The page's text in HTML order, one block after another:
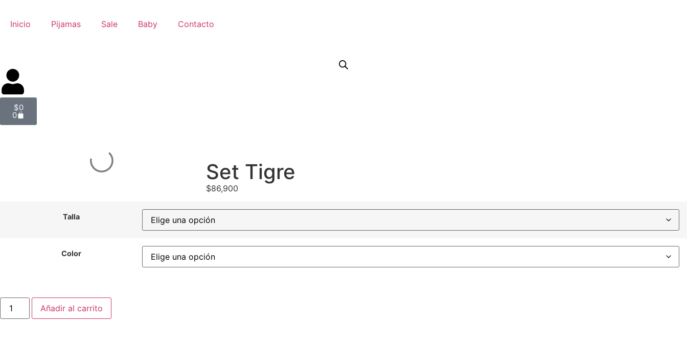
Inicio Pijamas Sale Baby Contacto
$0
0
Set Tigre
$86,900
Talla
Color
Añadir al carrito